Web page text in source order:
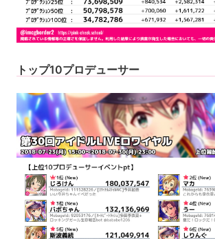
トップ10プロデューサー